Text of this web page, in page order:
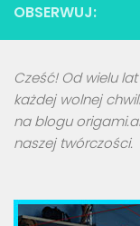
OBSERWUJ:
Cześć! Od wielu
każdej wolnej
na blogu
naszej twórczości.